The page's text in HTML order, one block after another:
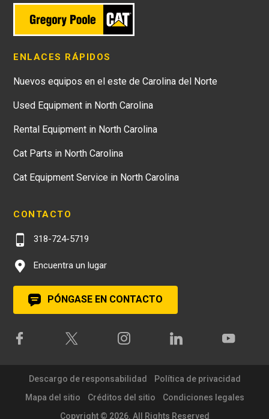
ENLACES RÁPIDOS
Nuevos equipos en el este de Carolina del Norte
Used Equipment in North Carolina
Rental Equipment in North Carolina
Cat Parts in North Carolina
Cat Equipment Service in North Carolina
CONTACTO
318-724-5719
Encuentra un lugar
PÓNGASE EN CONTACTO
Descargo de responsabilidad
Política de privacidad
Mapa del sitio
Créditos del sitio
Condiciones legales
Copyright © 2026. All Rights Reserved